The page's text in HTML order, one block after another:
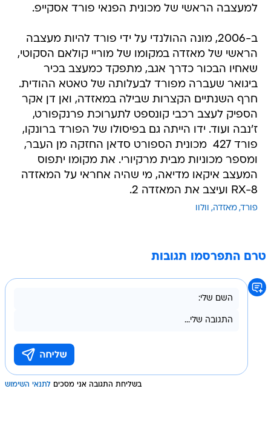
למעצבה הראשי של מכונית הפנאי פורד אסקייפ.
ב-2006, מונה ההולנדי על ידי פורד להיות מעצבה
הראשי של מאזדה במקומו של מוריי קולאם הסקוטי,
שאחיו הבכור כדרך אגב, מתפקד כמעצב בכיר
ביגואר שעברה מפורד לבעלותה של טאטא ההודית.
חרף השנתיים הקצרות שבילה במאזדה, ואן דן אקר
הספיק לעצב רכבי קונספט לתערוכת פרנקפורט,
ז'נבה ועוד. ידו הייתה גם בפיסולו של הפורד ברונקו,
פורד 427  מכונית הספורט סדאן החזקה מן העבר,
ומספר מכוניות מבית מרקיורי. את מקומו יתפוס
המעצב איקאו מדיאה, מי שהיה אחראי על המאזדה
RX-8 ועיצב את המאזדה 2.
פורד מאזדה וולוו
טרם התפרסמו תגובות
בשליחת התגובה אני מסכים לתנאי השימוש